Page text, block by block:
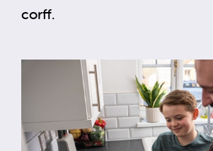
corff.